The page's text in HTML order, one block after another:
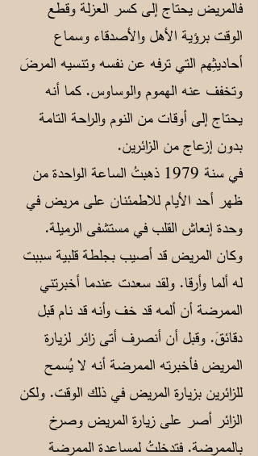
فالمريض يحتاج إلى كسر العزلة وقطع
الوقت برؤية الأهل والأصدقاء وسماع
أحاديثِهم التي ترفه عن نفسه وتنسيه المرضَ
وتخفف عنه الهموم والوساوس. كما أنه
يحتاج إلى أوقات من النوم والراحة التامة
بدون إزعاج من الزائرين.
في سنة 1979 ذهبتُ الساعة الواحدة من
ظهر أحد الأيام للاطمئنان على مريض في
وحدة إنعاش القلب في مستشفى الرميلة.
وكان المريض قد أصيب بجلطة قلبية سببت
له ألما وأرقا. ولقد سعدت عندما أخبرتني
الممرضة أن ألمه قد خف وأنه قد نام قبل
دقائقَ. وقبل أن أنصرف أتى زائر لزيارة
المريض فأخبرته الممرضة أنه لا يُسمح
للزائرين بزيارة المريض في ذلك الوقت. ولكن
الزائر أصر على زيارة المريض وصرخ
بالممرضة. فتدخلتُ لمساعدة الممرضة